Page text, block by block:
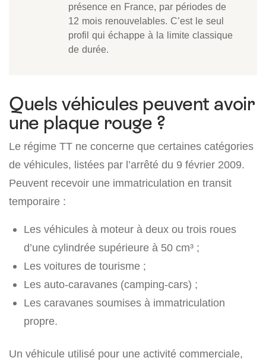
présence en France, par périodes de
12 mois renouvelables. C’est le seul
profil qui échappe à la limite classique
de durée.
Quels véhicules peuvent avoir
une plaque rouge ?
Le régime TT ne concerne que certaines catégories
de véhicules, listées par l’arrêté du 9 février 2009.
Peuvent recevoir une immatriculation en transit
temporaire :
Les véhicules à moteur à deux ou trois roues
d’une cylindrée supérieure à 50 cm³ ;
Les voitures de tourisme ;
Les auto-caravanes (camping-cars) ;
Les caravanes soumises à immatriculation
propre.
Un véhicule utilisé pour une activité commerciale,